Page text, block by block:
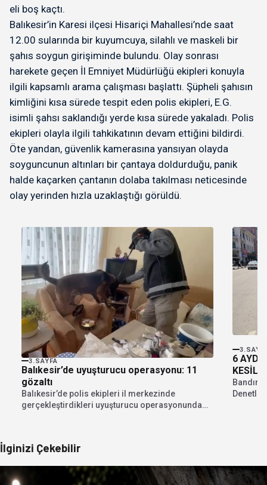
eli boş kaçtı.
Balıkesir’in Karesi ilçesi Hisariçi Mahallesi’nde saat
12.00 sularında bir kuyumcuya, silahlı ve maskeli bir
şahıs soygun girişiminde bulundu. Olay sonrası
harekete geçen İl Emniyet Müdürlüğü ekipleri konuyla
ilgili kapsamlı arama çalışması başlattı. Şüpheli şahısın
kimliğini kısa sürede tespit eden polis ekipleri, E.G.
isimli şahsı saklandığı yerde kısa sürede yakaladı. Polis
ekipleri olayla ilgili tahkikatının devam ettiğini bildirdi.
Öte yandan, güvenlik kamerasına yansıyan olayda
soyguncunun altınları bir çantaya doldurduğu, panik
halde kaçarken çantanın dolaba takılması neticesinde
olay yerinden hızla uzaklaştığı görüldü.
3.SAYFA
Balıkesir’de uyuşturucu operasyonu: 11
gözaltı
Balıkesir’de polis ekipleri il merkezinde
gerçekleştirdikleri uyuşturucu operasyonunda
6
KESİLDİ
İlginizi Çekebilir